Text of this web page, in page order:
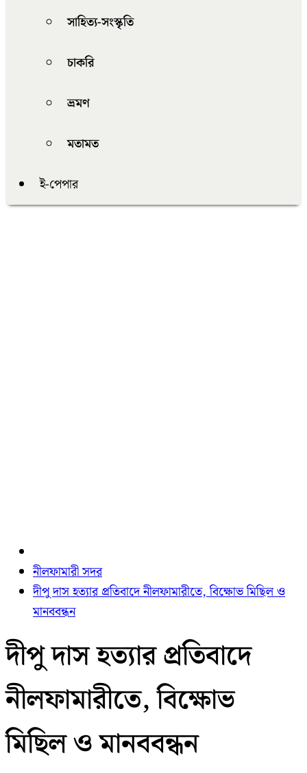
সাহিত্য-সংস্কৃতি
চাকরি
ভ্রমণ
মতামত
ই-পেপার
নীলফামারী সদর
দীপু দাস হত্যার প্রতিবাদে নীলফামারীতে, বিক্ষোভ মিছিল ও
মানববন্ধন
দীপু দাস হত্যার প্রতিবাদে
নীলফামারীতে, বিক্ষোভ
মিছিল ও মানববন্ধন